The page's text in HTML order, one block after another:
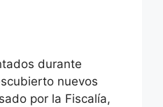
durante
nuevos
por la Fiscalía,